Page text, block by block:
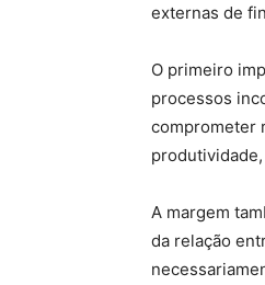
externas de
O primeiro
processos
comprometer
A margem
da relação